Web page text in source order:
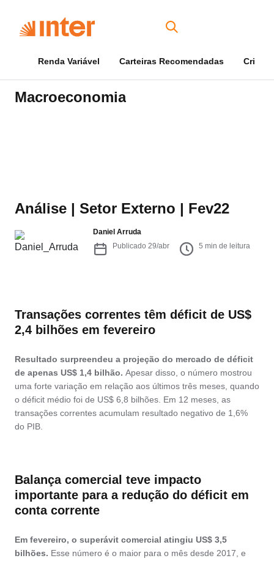
Renda Variável Carteiras Recomendadas Cripto
Macroeconomia
Análise | Setor Externo | Fev22
Daniel Arruda
Publicado 29/abr 5 min de leitura
Transações correntes têm déficit de US$
2,4 bilhões em fevereiro
Resultado surpreendeu a projeção do mercado de déficit
de apenas US$ 1,4 bilhão. Apesar disso, o número mostrou
uma forte variação em relação aos últimos três meses, quando
o déficit médio foi de US$ 6,8 bilhões. Em 12 meses, as
transações correntes acumulam resultado negativo de 1,6%
do PIB.
Balança comercial teve impacto
importante para a redução do déficit em
conta corrente
Em fevereiro, o superávit comercial atingiu US$ 3,5
bilhões. Esse número é o maior para o mês desde 2017, e